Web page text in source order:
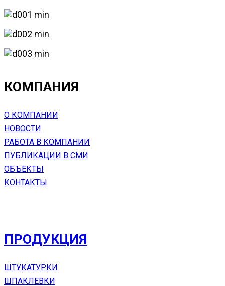
КОМПАНИЯ
О КОМПАНИИ
НОВОСТИ
РАБОТА В КОМПАНИИ
ПУБЛИКАЦИИ В СМИ
ОБЪЕКТЫ
КОНТАКТЫ
ПРОДУКЦИЯ
ШТУКАТУРКИ
ШПАКЛЕВКИ